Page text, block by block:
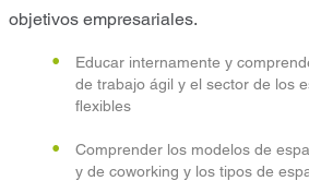
objetivos empresariales.
Educar internamente y
de trabajo ágil y el sector de los
flexibles
Comprender los modelos de
y de coworking y los tipos de